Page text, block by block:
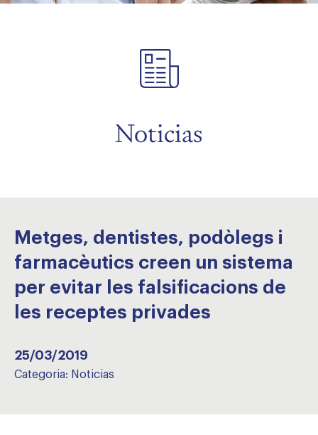
Noticias
Metges, dentistes, podòlegs i
farmacèutics creen un sistema
per evitar les falsificacions de
les receptes privades
25/03/2019
Categoria: Noticias